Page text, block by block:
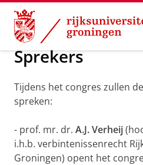
Skip
Content
Skip
Navigation
Sprekers
Tijdens het congres zullen
spreken:
- prof. mr. dr. A.J. Verheij
i.h.b. verbintenissenrecht
Groningen) opent het